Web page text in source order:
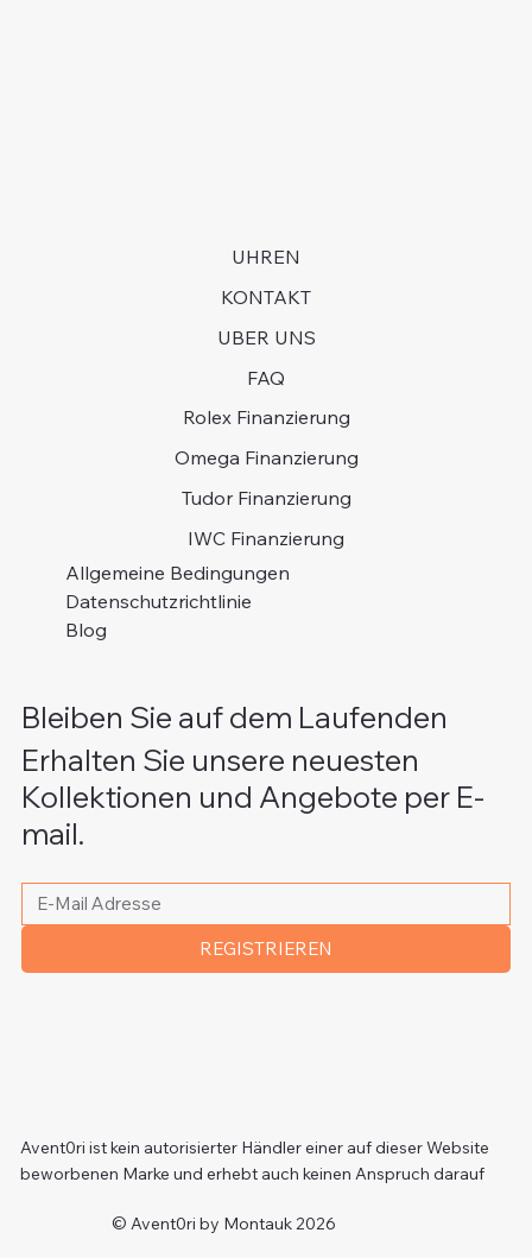
UHREN
KONTAKT
UBER UNS
FAQ
Rolex Finanzierung
Omega Finanzierung
Tudor Finanzierung
IWC Finanzierung
Allgemeine Bedingungen
Datenschutzrichtlinie
Blog
Bleiben Sie auf dem Laufenden
Erhalten Sie unsere neuesten
Kollektionen und Angebote per E-
mail.
REGISTRIEREN
© Avent0ri by Montauk 2026
Avent0ri ist kein autorisierter Händler einer auf dieser Website
beworbenen Marke und erhebt auch keinen Anspruch darauf